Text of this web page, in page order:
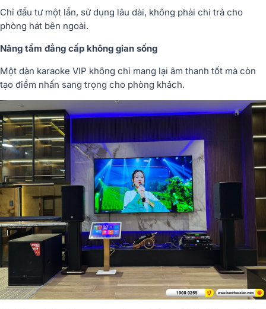
Chỉ đầu tư một lần, sử dụng lâu dài, không phải chi trả cho
phòng hát bên ngoài.
Nâng tầm đẳng cấp không gian sống
Một dàn karaoke VIP không chỉ mang lại âm thanh tốt mà còn
tạo điểm nhấn sang trọng cho phòng khách.